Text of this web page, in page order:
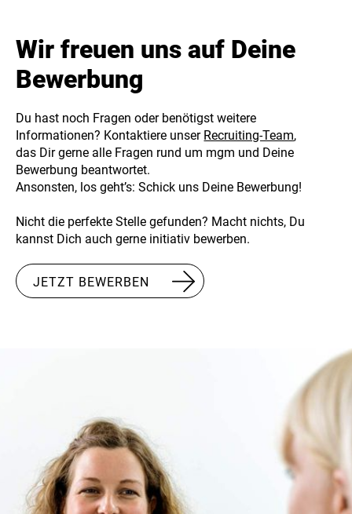
Wir freuen uns auf Deine
Bewerbung
Du hast noch Fragen oder benötigst weitere
Informationen? Kontaktiere unser Recruiting-Team,
das Dir gerne alle Fragen rund um mgm und Deine
Bewerbung beantwortet.
Ansonsten, los geht’s: Schick uns Deine Bewerbung!
Nicht die perfekte Stelle gefunden? Macht nichts, Du
kannst Dich auch gerne initiativ bewerben.
JETZT BEWERBEN